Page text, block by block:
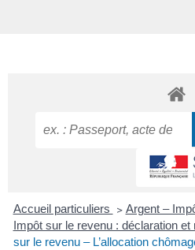
Accueil particuliers > Argent –
Impôt sur le revenu : déclaration
sur le revenu – L’allocation